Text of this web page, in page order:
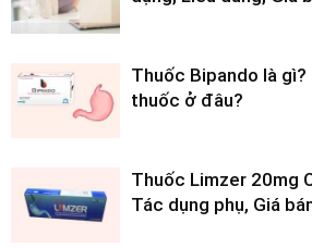
Thuốc Bipando là gì?
thuốc ở đâu?
Thuốc Limzer 20mg
Tác dụng phụ, Giá